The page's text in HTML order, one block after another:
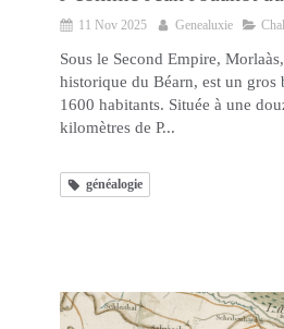
11 Nov 2025 Genealuxie
Sous le Second Empire,
historique du Béarn, est un gros
1600 habitants. Située à une
kilomètres de P...
généalogie